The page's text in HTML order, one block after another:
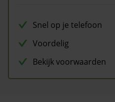
Snel op je telefoon
Voordelig
Bekijk voorwaarden